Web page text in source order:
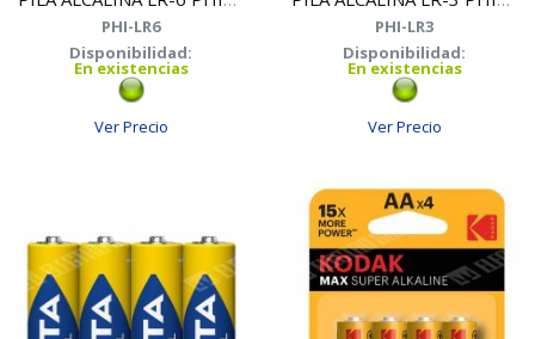
PHI-LR6
Disponibilidad:
En existencias
Ver Precio
PHI-LR3
Disponibilidad:
En existencias
Ver Precio